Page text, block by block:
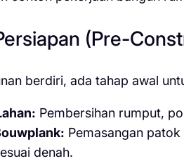
(Pre-
berdiri, ada tahap awal
Pembersihan rumput,
Pemasangan
denah.